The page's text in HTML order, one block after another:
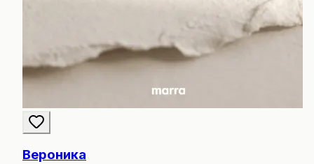
Вероника